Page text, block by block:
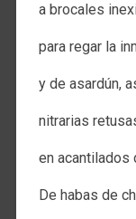
a brocales
para regar la
y de asardún,
nitrarias
en acantilados
De habas de